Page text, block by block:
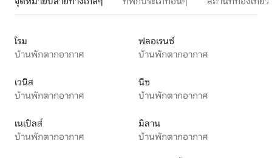
โรม
บ้านพักตากอากาศ
ฟลอเรนซ์
บ้านพักตากอากาศ
เวนิส
บ้านพักตากอากาศ
นีซ
บ้านพักตากอากาศ
เนเปิลส์
บ้านพักตากอากาศ
มิลาน
บ้านพักตากอากาศ